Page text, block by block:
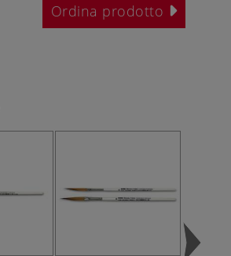
Ordina prodotto